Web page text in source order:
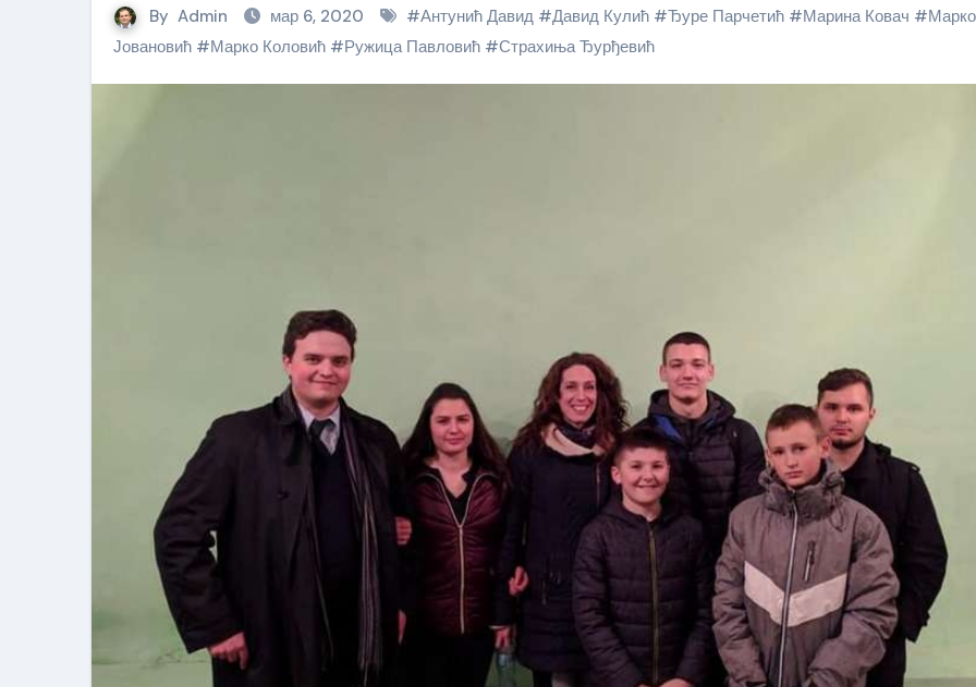
By Admin мар 6, 2020 #Антунић Давид #Давид Кулић #Ђуре Парчетић #Марина Ковач #Марко
Јовановић #Марко Коловић #Ружица Павловић #Страхиња Ђурђевић